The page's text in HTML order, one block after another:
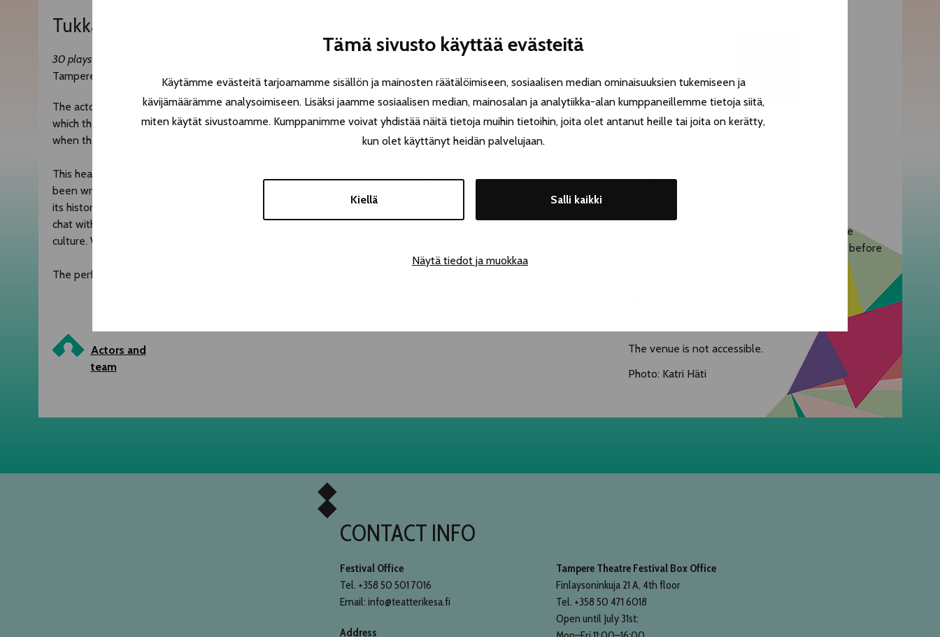
Tämä sivusto käyttää evästeitä
Käytämme evästeitä tarjoamamme sisällön ja mainosten räätälöimiseen, sosiaalisen median ominaisuuksien tukemiseen ja
kävijämäärämme analysoimiseen. Lisäksi jaamme sosiaalisen median, mainosalan ja analytiikka-alan kumppaneillemme tietoja siitä,
miten käytät sivustoamme. Kumppanimme voivat yhdistää näitä tietoja muihin tietoihin, joita olet antanut heille tai joita on kerätty,
kun olet käyttänyt heidän palvelujaan.
Kiellä Salli kaikki
Näytä tiedot ja muokkaa
Tukkateatteri
30 plays from Tampere in 60 minutes
is an entertaining and action-packed performance about
Tampere.
The actors have 60 minutes to perform all 30 plays, and the audience can decide the order in
which they will be performed. The performance ends when all the plays have been performed – or
when the time runs out!
This heartwarming show is about experiences, memories and stories from Tampere. The script has
been written by
its history, communities, experiences and current topics. Tampere can be a place to fall in love,
chat with strangers, visit the library, get lost in a traffic circle or wonder about the people and the
culture. What will be the order of these 30 plays? Pick a number!
The performance is inspired by Neo-Futuristic theater and is the first of its kind in Tampere.
Fri 7.8. 18.00
Duration 1h 15min
Fill out the form on our website.
Reserved tickets must be picked up before the
performance; we open the doors half an hour before
The venue is not accessible.
Photo: Katri Häti
Actors and
team
CONTACT INFO
Festival Office
Tel. +358 50 501 7016
Email: info@teatterikesa.fi
Address
Tampere Theatre Festival Box Office
Finlaysoninkuja 21 A, 4th floor
Tel. +358 50 471 6018
Open until July 31st: